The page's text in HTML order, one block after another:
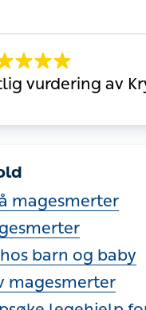
vurdering av Kry
barn og baby